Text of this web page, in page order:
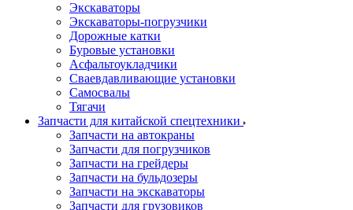
Экскаваторы
Экскаваторы-погрузчики
Дорожные катки
Буровые установки
Асфальтоукладчики
Сваевдавливающие установки
Самосвалы
Тягачи
Запчасти для китайской спецтехники
Запчасти на автокраны
Запчасти для погрузчиков
Запчасти на грейдеры
Запчасти на бульдозеры
Запчасти на экскаваторы
Запчасти для грузовиков